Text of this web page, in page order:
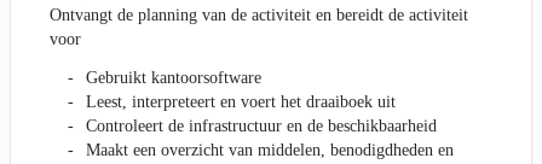
Ontvangt de planning van de activiteit en bereidt de activiteit
voor
Gebruikt kantoorsoftware
Leest, interpreteert en voert het draaiboek uit
Controleert de infrastructuur en de beschikbaarheid
Maakt een overzicht van middelen, benodigdheden en